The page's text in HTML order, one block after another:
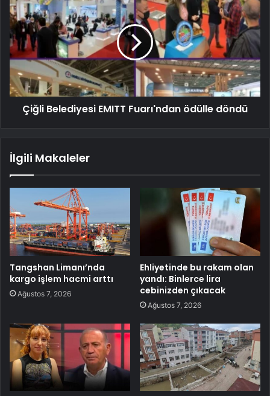
Çiğli Belediyesi EMITT Fuarı'ndan ödülle döndü
İlgili Makaleler
Tangshan Limanı’nda
kargo işlem hacmi arttı
Ağustos 7, 2026
Ehliyetinde bu rakam olan
yandı: Binlerce lira
cebinizden çıkacak
Ağustos 7, 2026